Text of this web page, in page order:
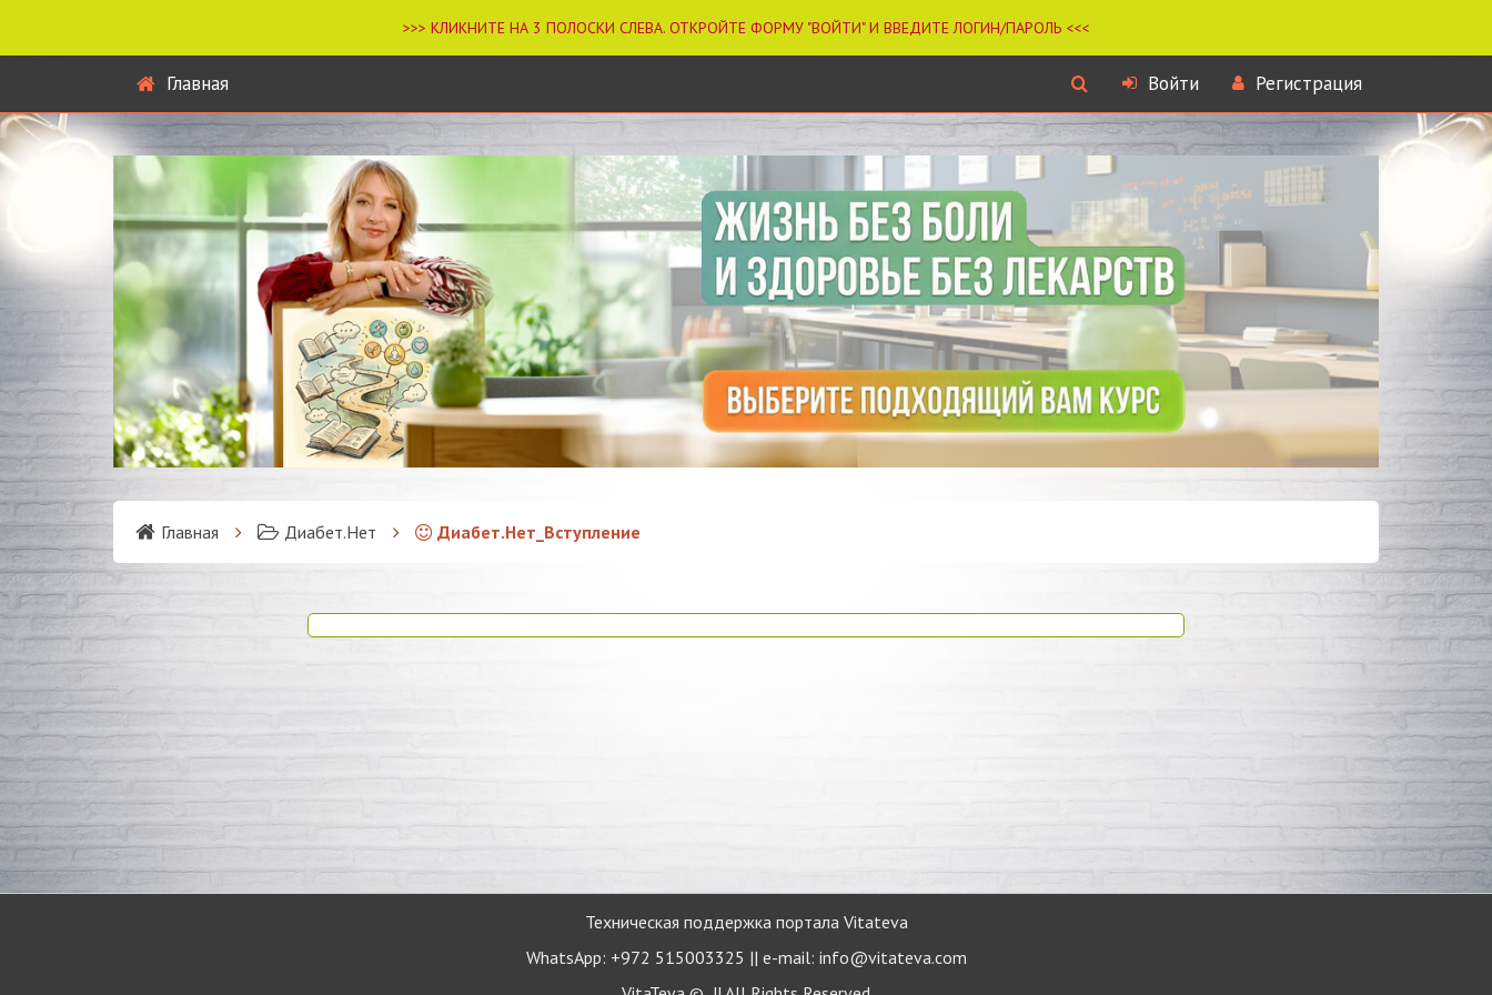
Главная Войти Регистрация
Главная Диабет.Нет Диабет.Нет_Вступление
Техническая поддержка портала Vitateva
WhatsApp: +972 515003325 || e-mail: info@vitateva.com